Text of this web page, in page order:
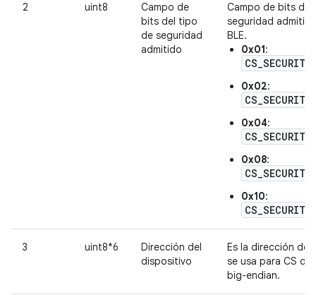
2 uint8
Campo de
bits del tipo
de seguridad
admitido
Campo de bits de
seguridad
BLE.
0x01:
0x02:
0x04:
0x08:
0x10:
3 uint8*6
Dirección del
dispositivo
Es la dirección
se usa para CS de
big-endian.